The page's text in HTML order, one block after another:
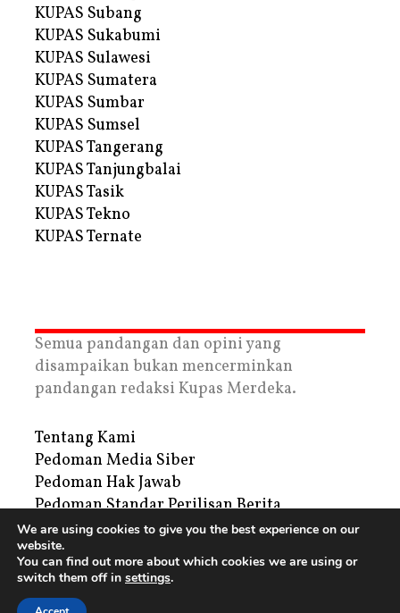
KUPAS Subang
KUPAS Sukabumi
KUPAS Sulawesi
KUPAS Sumatera
KUPAS Sumbar
KUPAS Sumsel
KUPAS Tangerang
KUPAS Tanjungbalai
KUPAS Tasik
KUPAS Tekno
KUPAS Ternate
Semua pandangan dan opini yang
disampaikan bukan mencerminkan
pandangan redaksi Kupas Merdeka.
Tentang Kami
Pedoman Media Siber
Pedoman Hak Jawab
Pedoman Standar Perilisan Berita
Privacy Policy
Periklanan
Copyright © 2026 | PT. Tegar Kupas Mediatama
We are using cookies to give you the best experience on our
website.
You can find out more about which cookies we are using or
switch them off in settings.